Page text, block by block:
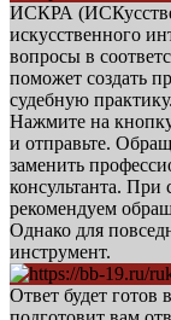
ИСКРА
искусственного
вопросы в
поможет создать
судебную практику.
Нажмите на
и отправьте.
заменить
консультанта.
рекомендуем
Однако для
инструмент.
Ответ будет готов